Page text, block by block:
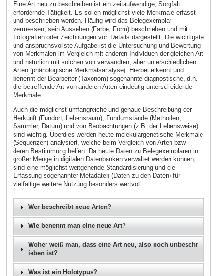
Eine Art neu zu beschreiben ist ein zeitaufwendige, Sorgfalt
erfordernde Tätigkeit. Es sollen möglichst viele Merkmale erfasst
und beschrieben werden. Häufig wird das Belegexemplar
vermessen, sein Aussehen (Farbe, Form) beschrieben und mit
Fotografien oder Zeichnungen von Details dargestellt. Die wichtigste
und anspruchsvollste Aufgabe ist die Untersuchung und Bewertung
von Merkmalen im Vergleich mit anderen Individuen der gleichen Art
und natürlich mit solchen von verwandten, aber unterschiedlichen
Arten (phänologische Merkmalsanalyse). Hierbei erkennt und
benennt der Bearbeiter (Taxonom) sogenannte diagnostische, d.h.
die betreffende Art von anderen Arten eindeutig unterscheidende
Merkmale.
Auch die möglichst umfangreiche und genaue Beschreibung der
Herkunft (Fundort, Lebensraum), Fundumstände (Methoden,
Sammler, Datum) und von Beobachtungen (z.B. der Lebensweise)
sind wichtig. Überdies werden heute molekulargenetische Merkmale
(Sequenzen) analysiert, welche beim Vergleich von Arten bzw.
deren Bestimmung helfen. Da heute Daten zu Belegexemplaren in
großer Menge in digitalen Datenbanken verwaltet werden können,
sind eine möglichst weitgehende Standardisierung und die
Erfassung sogenannter Metadaten (Daten zu den Daten) für
vielfältige weitere Nutzung besonders wertvoll.
Wer beschreibt neue Arten?
Wie benennt man eine neue Art?
Woher weiß man, dass eine Art neu, also noch unbeschr
ieben ist?
Was ist ein Holotypus?